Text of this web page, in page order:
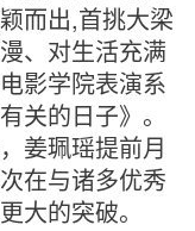
而出,首挑大梁
、对生活充满
影学院表演系
关的日子》。
姜珮瑶提前月
在与诸多优秀
大的突破。